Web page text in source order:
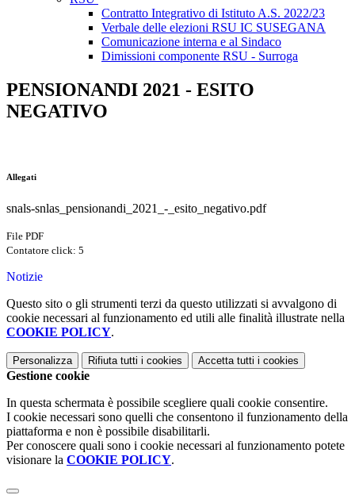
Contratto Integrativo di Istituto A.S. 2022/23
Verbale delle elezioni RSU IC SUSEGANA
Comunicazione interna e al Sindaco
Dimissioni componente RSU - Surroga
PENSIONANDI 2021 - ESITO
NEGATIVO
Allegati
snals-snlas_pensionandi_2021_-_esito_negativo.pdf
File PDF
Contatore click: 5
Notizie
Questo sito o gli strumenti terzi da questo utilizzati si avvalgono di
cookie necessari al funzionamento ed utili alle finalità illustrate nella
COOKIE POLICY.
Personalizza Rifiuta tutti i cookies Accetta tutti i cookies
Gestione cookie
In questa schermata è possibile scegliere quali cookie consentire.
I cookie necessari sono quelli che consentono il funzionamento della
piattaforma e non è possibile disabilitarli.
Per conoscere quali sono i cookie necessari al funzionamento potete
visionare la COOKIE POLICY.